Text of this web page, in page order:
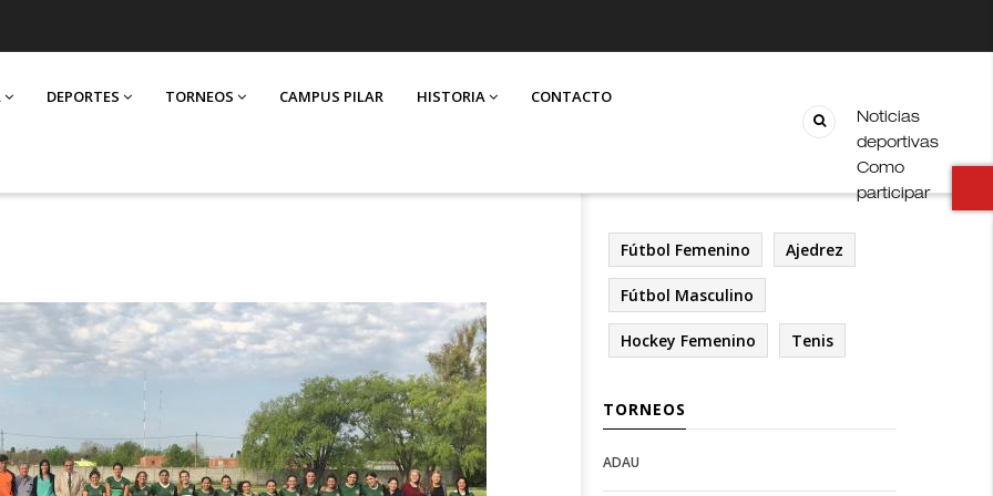
DEPORTES TORNEOS CAMPUS PILAR HISTORIA CONTACTO
Noticias
deportivas
Como
participar
Fútbol Femenino Ajedrez
Fútbol Masculino
Hockey Femenino Tenis
TORNEOS
Open
Deportes
Open
configuration
ADAU